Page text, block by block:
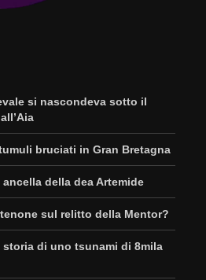
si nascondeva sotto il
bruciati in Gran Bretagna
della dea Artemide
sul relitto della Mentor?
storia di uno tsunami di 8mila